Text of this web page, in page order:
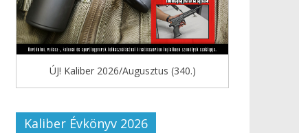
ÚJ! Kaliber 2026/Augusztus (340.)
Kaliber Évkönyv 2026